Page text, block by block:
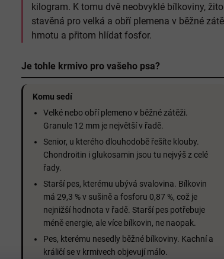
kilogram. K tomu dvě neobvyklé bílkoviny,
stavěná pro velká a obří plemena v běžné
hmotu a přitom hlídat fosfor.
Je tohle krmivo pro vašeho psa?
Komu sedí
Velké nebo obří plemeno v běžné zátěži.
Granule 12 mm je největší v řadě.
Senior, u kterého dlouhodobě řešíte klouby.
Chondroitin i glukosamin jsou tu nejvýš z celé
řady.
Starší pes, kterému ubývá svalovina. Bílkovin
má 29,3 % v sušině a fosforu 0,87 %, což je
nejnižší hodnota v řadě. Starší pes potřebuje
méně energie, ale více bílkovin, ne naopak.
Pes, kterému nesedly běžné bílkoviny. Kachní a
králičí se v krmivech objevují málo.